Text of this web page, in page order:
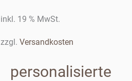
inkl. 19 % MwSt.
zzgl. Versandkosten
personalisierte